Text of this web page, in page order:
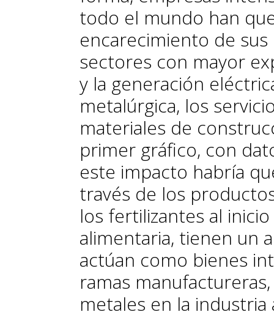
todo el mundo han
encarecimiento de
sectores con mayor
y la generación
metalúrgica, los
materiales de
primer gráfico, con
este impacto habría
través de los
los fertilizantes al
alimentaria, tienen un
actúan como bienes
ramas
metales en la